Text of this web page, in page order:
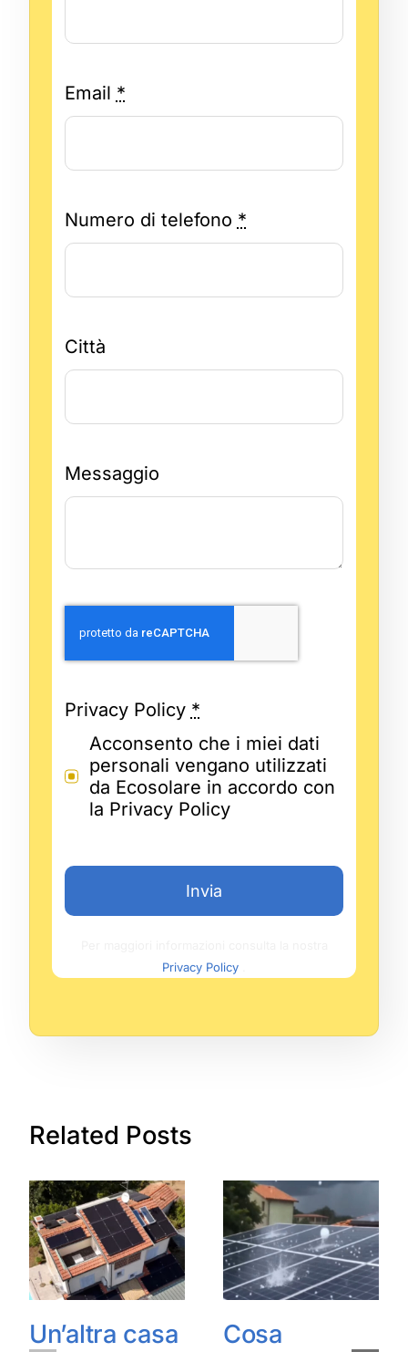
Email *
Numero di telefono *
Città
Messaggio
Privacy Policy *
Acconsento che i miei dati
personali vengano utilizzati
da Ecosolare in accordo con
la Privacy Policy
Invia
Privacy Policy
Related Posts
Un’altra casa
Cosa